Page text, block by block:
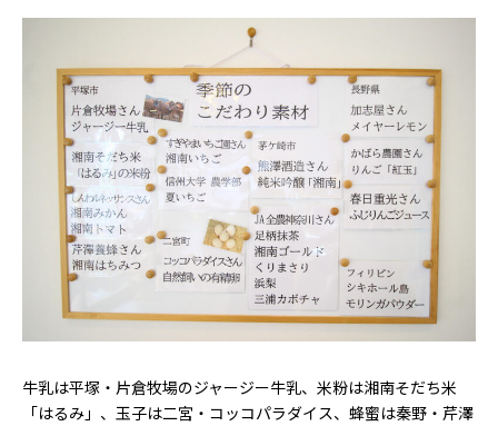
牛乳は平塚・片倉牧場のジャージー牛乳、米粉は湘南そだち米
「はるみ」、玉子は二宮・コッコパラダイス、蜂蜜は秦野・芹澤